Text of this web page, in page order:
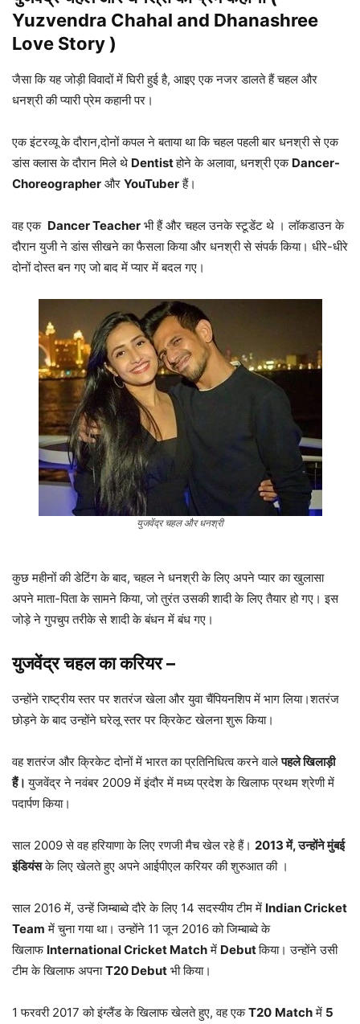
Yuzvendra Chahal and Dhanashree
Love Story )
जैसा कि यह जोड़ी विवादों में घिरी हुई है, आइए एक नजर डालते हैं चहल और
धनश्री की प्यारी प्रेम कहानी पर।
एक इंटरव्यू के दौरान,दोनों कपल ने बताया था कि चहल पहली बार धनश्री से एक
डांस क्लास के दौरान मिले थे Dentistहोने के अलावा, धनश्री एक Dancer-
Choreographer और YouTuberहैं।
वह एक Dancer Teacher भी हैं और चहल उनके स्टूडेंट थे । लॉकडाउन के
दौरान युजी ने डांस सीखने का फैसला किया और धनश्री से संपर्क किया। धीरे-धीरे
दोनों दोस्त बन गए जो बाद में प्यार में बदल गए।
युजवेंद्र चहल और धनश्री
कुछ महीनों की डेटिंग के बाद, चहल ने धनश्री के लिए अपने प्यार का खुलासा
अपने माता-पिता के सामने किया, जो तुरंत उसकी शादी के लिए तैयार हो गए। इस
जोड़े ने गुपचुप तरीके से शादी के बंधन में बंध गए।
युजवेंद्र चहल का करियर–
उन्होंने राष्ट्रीय स्तर पर शतरंज खेला और युवा चैंपियनशिप में भाग लिया।शतरंज
छोड़ने के बाद उन्होंने घरेलू स्तर पर क्रिकेट खेलना शुरू किया।
वह शतरंज और क्रिकेट दोनों में भारत का प्रतिनिधित्व करने वालेपहले खिलाड़ी
हैं।युजवेंद्र ने नवंबर 2009 में इंदौर में मध्य प्रदेश के खिलाफ प्रथम श्रेणी में
पदार्पण किया।
साल 2009 से वह हरियाणा के लिए रणजी मैच खेल रहे हैं। 2013 में, उन्होंने मुंबई
इंडियंसके लिए खेलते हुए अपने आईपीएल करियर की शुरुआत की ।
साल 2016 में, उन्हें जिम्बाब्वे दौरे के लिए 14 सदस्यीय टीम में Indian Cricket
Team में चुना गया था। उन्होंने 11 जून 2016 को जिम्बाब्वे के
खिलाफ International Cricket Matchमें Debutकिया। उन्होंने उसी
टीम के खिलाफ अपनाT20 Debut भी किया।
1 फरवरी 2017 को इंग्लैंड के खिलाफ खेलते हुए, वह एकT20 Matchमें 5